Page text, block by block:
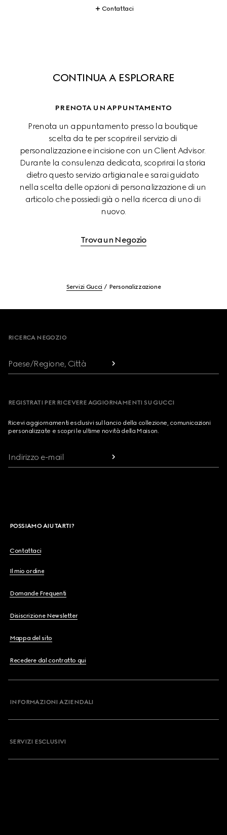
Contattaci
CONTINUA A ESPLORARE
PRENOTA UN APPUNTAMENTO
Prenota un appuntamento presso la boutique
scelta da te per scoprire il servizio di
personalizzazione e incisione con un Client Advisor.
Durante la consulenza dedicata, scoprirai la storia
dietro questo servizio artigianale e sarai guidato
nella scelta delle opzioni di personalizzazione di un
articolo che possiedi già o nella ricerca di uno di
nuovo.
Trova un Negozio
Servizi Gucci Personalizzazione
RICERCA NEGOZIO
Paese/Regione, Città
REGISTRATI PER RICEVERE AGGIORNAMENTI SU GUCCI
Ricevi aggiornamenti esclusivi sul lancio della collezione, comunicazioni
personalizzate e scopri le ultime novità della Maison.
Indirizzo e-mail
POSSIAMO AIUTARTI?
Contattaci
Il mio ordine
Domande Frequenti
Disiscrizione Newsletter
Mappa del sito
Recedere dal contratto qui
INFORMAZIONI AZIENDALI
SERVIZI ESCLUSIVI